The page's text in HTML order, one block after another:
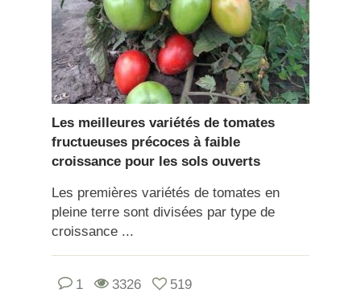
Les meilleures variétés de tomates
fructueuses précoces à faible
croissance pour les sols ouverts
Les premières variétés de tomates en
pleine terre sont divisées par type de
croissance ...
1 3326 519